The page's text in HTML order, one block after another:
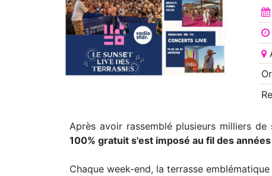
Après avoir rassemblé plusieurs milliers
100% gratuit s'est imposé au fil des
Chaque week-end, la terrasse